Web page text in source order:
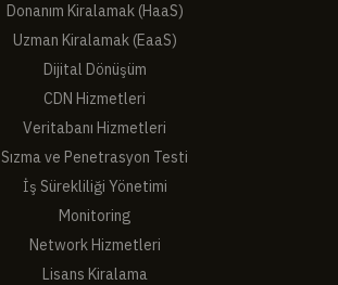
Donanım Kiralamak (HaaS)
Uzman Kiralamak (EaaS)
Dijital Dönüşüm
CDN Hizmetleri
Veritabanı Hizmetleri
Sızma ve Penetrasyon Testi
İş Sürekliliği Yönetimi
Monitoring
Network Hizmetleri
Lisans Kiralama